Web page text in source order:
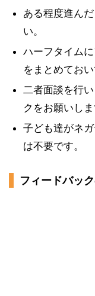
ある程度進ん
い。
ハーフタイム
をまとめておい
二者面談を行
クをお願いしま
子ども達がネ
は不要です。
フィードバッ